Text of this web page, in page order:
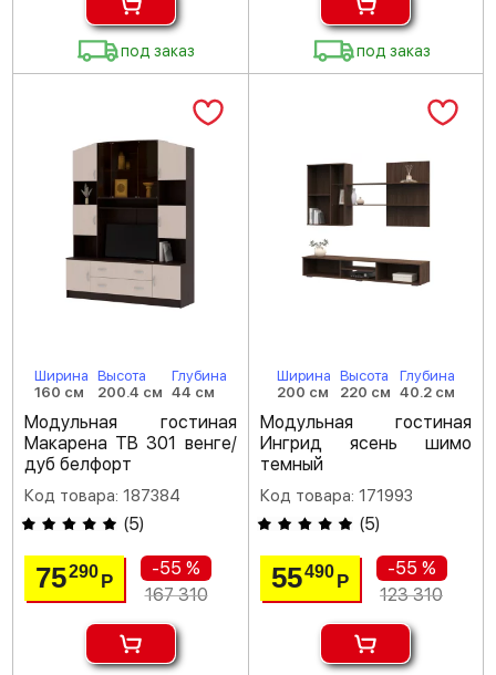
под заказ под заказ
Ширина
160 см
Высота
200.4 см
Глубина
44 см
Модульная гостиная
Макарена ТВ 301 венге/
дуб белфорт
Код товара: 187384
(5)
75290Р
-55 %
167 310
Ширина
200 см
Высота
220 см
Глубина
40.2 см
Модульная гостиная
Ингрид ясень шимо
темный
Код товара: 171993
(5)
55490 Р
-55 %
123 310